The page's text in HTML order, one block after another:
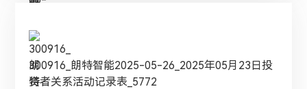
300916_朗特智能2025-05-26_2025年05月23日投
资者关系活动记录表_5772